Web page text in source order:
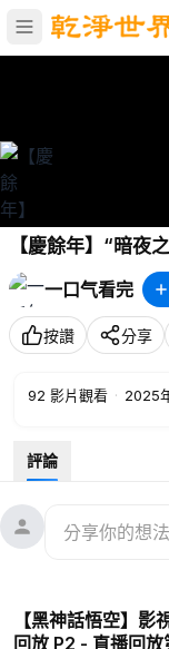
【慶餘年】“暗夜
《慶餘年》P8
一口气看完
按讚 分享
92 影片觀看 · 2025
評論
【黑神話悟空】
回放 P2 - 直播回放